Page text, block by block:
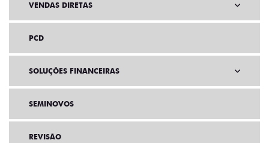
VENDAS DIRETAS
PCD
SOLUÇÕES FINANCEIRAS
SEMINOVOS
REVISÃO